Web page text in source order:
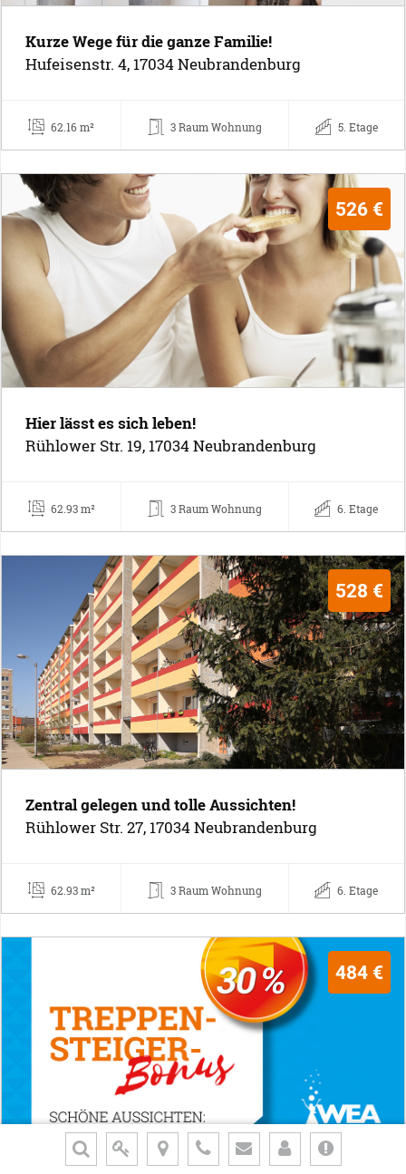
Kurze Wege für die ganze Familie!
Hufeisenstr. 4, 17034 Neubrandenburg
62.16 m² 3 Raum Wohnung 5. Etage
526 €
Hier lässt es sich leben!
Rühlower Str. 19, 17034 Neubrandenburg
62.93 m² 3 Raum Wohnung 6. Etage
528 €
Zentral gelegen und tolle Aussichten!
Rühlower Str. 27, 17034 Neubrandenburg
62.93 m² 3 Raum Wohnung 6. Etage
484 €